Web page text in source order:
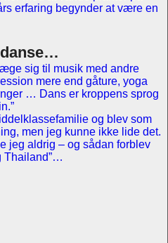
erfaring begynder at være en
sig til musik med andre
mere end gåture, yoga
… Dans er kroppens sprog
og blev som
men jeg kunne ikke lide det.
jeg aldrig – og sådan forblev
Thailand”…